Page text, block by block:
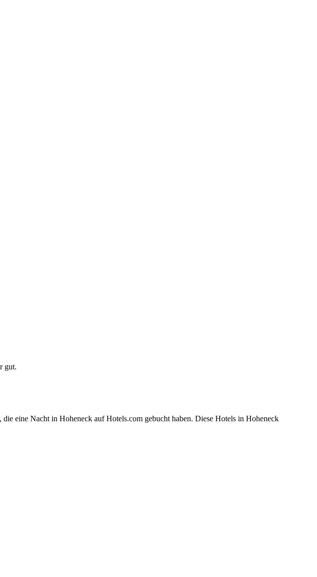
gut.
eine Nacht in Hoheneck auf Hotels.com gebucht haben. Diese Hotels in Hoheneck